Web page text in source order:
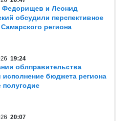
Федорищев и Леонид
обсудили перспективное
региона
19:24
облправительства
исполнение бюджета региона
полугодие
20:07